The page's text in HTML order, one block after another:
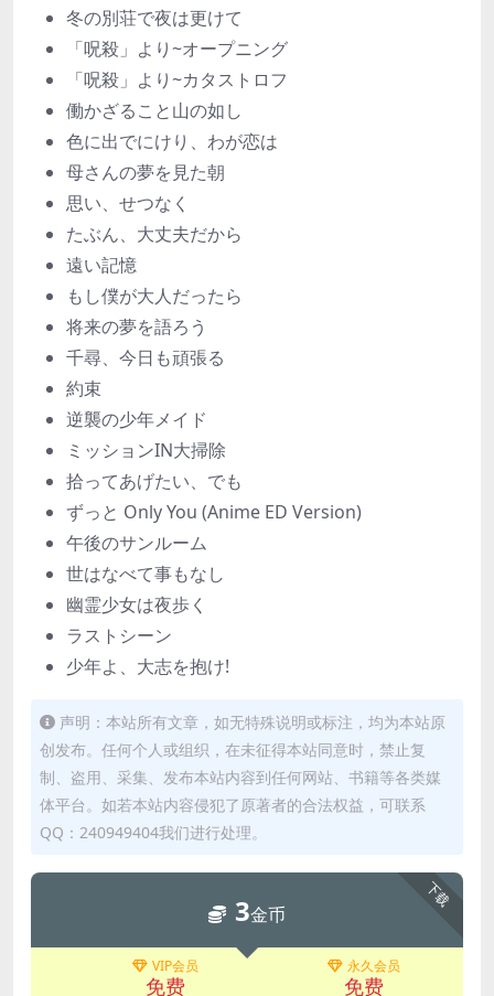
冬の別荘で夜は更けて
「呪殺」より~オープニング
「呪殺」より~カタストロフ
働かざること山の如し
色に出でにけり、わが恋は
母さんの夢を見た朝
思い、せつなく
たぶん、大丈夫だから
遠い記憶
もし僕が大人だったら
将来の夢を語ろう
千尋、今日も頑張る
約束
逆襲の少年メイド
ミッションIN大掃除
拾ってあげたい、でも
ずっと Only You (Anime ED Version)
午後のサンルーム
世はなべて事もなし
幽霊少女は夜歩く
ラストシーン
少年よ、大志を抱け!
声明：本站所有文章，如无特殊说明或标注，均为本站原
创发布。任何个人或组织，在未征得本站同意时，禁止复
制、盗用、采集、发布本站内容到任何网站、书籍等各类媒
体平台。如若本站内容侵犯了原著者的合法权益，可联系
QQ：240949404我们进行处理。
下载
3金币
VIP会员
免费
永久会员
免费